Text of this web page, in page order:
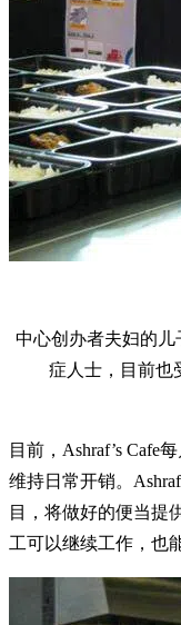
中心创办者夫妇的儿
症人士，目前也
目前，Ashraf’s Cafe
维持日常开销。
目，将做好的便当提
工可以继续工作，也